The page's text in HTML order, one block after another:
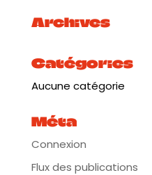
Archives
Catégories
Aucune catégorie
Méta
Connexion
Flux des publications